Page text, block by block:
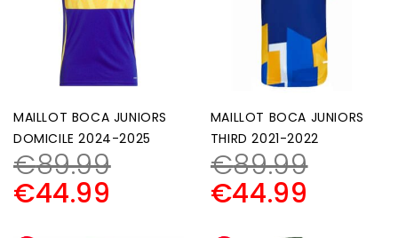
MAILLOT BOCA JUNIORS
DOMICILE 2024-2025
€89.99
€44.99
MAILLOT BOCA JUNIORS
THIRD 2021-2022
€89.99
€44.99